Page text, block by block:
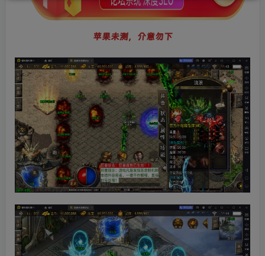
苹果未测，介意勿下